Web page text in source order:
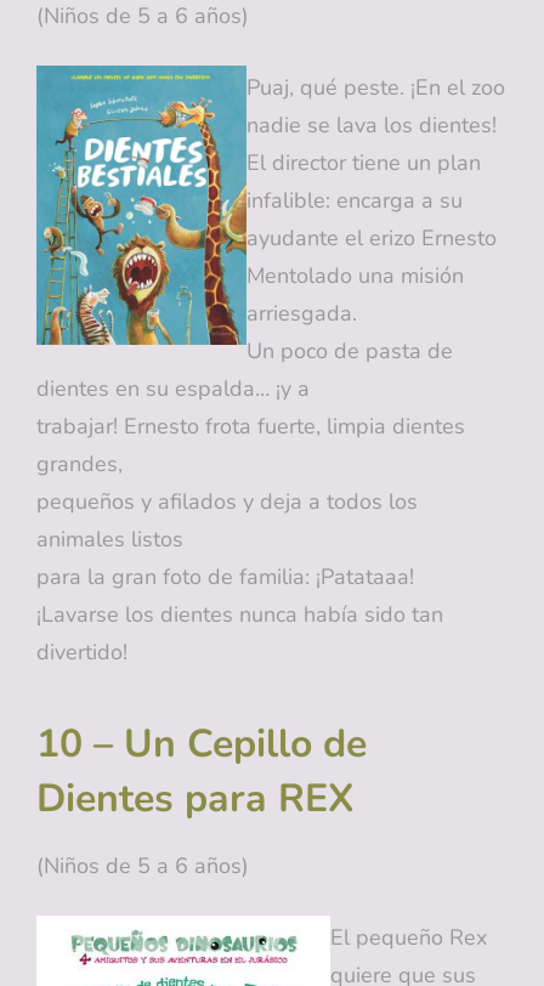
(Niños de 5 a 6 años)
Puaj, qué peste. ¡En el zoo
nadie se lava los dientes!
El director tiene un plan
infalible: encarga a su
ayudante el erizo Ernesto
Mentolado una misión
arriesgada.
Un poco de pasta de
dientes en su espalda… ¡y a
trabajar! Ernesto frota fuerte, limpia dientes
grandes,
pequeños y afilados y deja a todos los
animales listos
para la gran foto de familia: ¡Patataaa!
¡Lavarse los dientes nunca había sido tan
divertido!
10 – Un Cepillo de
Dientes para REX
(Niños de 5 a 6 años)
El pequeño Rex
quiere que sus